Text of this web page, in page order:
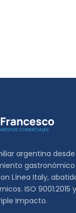
argentina desde
gastronómico
Línea Italy,
ISO 9001:2015 y
Impacto.